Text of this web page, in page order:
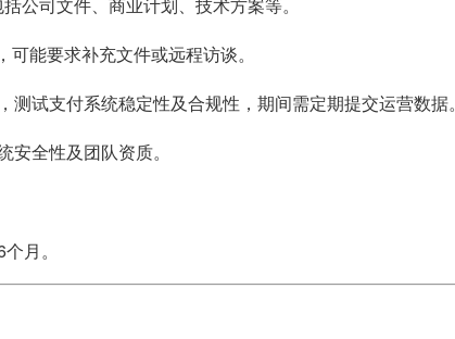
公司文件、商业计划、技术方案等。
能要求补充文件或远程访谈。
试支付系统稳定性及合规性，期间需定期提交运营数据。
全性及团队资质。
月。